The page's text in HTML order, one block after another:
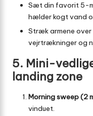
Sæt din favorit 5-
hælder kogt vand
Stræk armene
vejrtrækninger og
5. Mini-
landing zone
Morning sweep (2
vinduet.